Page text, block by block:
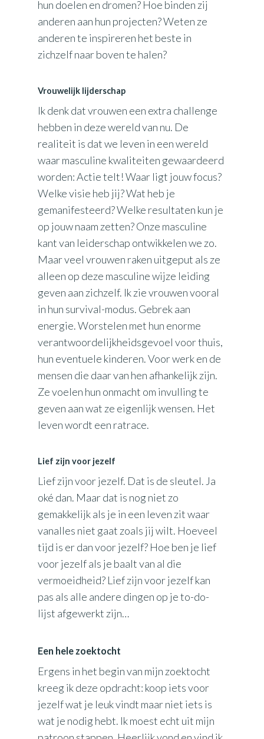
hun doelen en dromen? Hoe binden zij
anderen aan hun projecten? Weten ze
anderen te inspireren het beste in
zichzelf naar boven te halen?
Vrouwelijk lijderschap
Ik denk dat vrouwen een extra challenge
hebben in deze wereld van nu. De
realiteit is dat we leven in een wereld
waar masculine kwaliteiten gewaardeerd
worden: Actie telt! Waar ligt jouw focus?
Welke visie heb jij? Wat heb je
gemanifesteerd? Welke resultaten kun je
op jouw naam zetten? Onze masculine
kant van leiderschap ontwikkelen we zo.
Maar veel vrouwen raken uitgeput als ze
alleen op deze masculine wijze leiding
geven aan zichzelf. Ik zie vrouwen vooral
in hun survival-modus. Gebrek aan
energie. Worstelen met hun enorme
verantwoordelijkheidsgevoel voor thuis,
hun eventuele kinderen. Voor werk en de
mensen die daar van hen afhankelijk zijn.
Ze voelen hun onmacht om invulling te
geven aan wat ze eigenlijk wensen. Het
leven wordt een ratrace.
Lief zijn voor jezelf
Lief zijn voor jezelf. Dat is de sleutel. Ja
oké dan. Maar dat is nog niet zo
gemakkelijk als je in een leven zit waar
vanalles niet gaat zoals jij wilt. Hoeveel
tijd is er dan voor jezelf? Hoe ben je lief
voor jezelf als je baalt van al die
vermoeidheid? Lief zijn voor jezelf kan
pas als alle andere dingen op je to-do-
lijst afgewerkt zijn…
Een hele zoektocht
Ergens in het begin van mijn zoektocht
kreeg ik deze opdracht: koop iets voor
jezelf wat je leuk vindt maar niet iets is
wat je nodig hebt. Ik moest echt uit mijn